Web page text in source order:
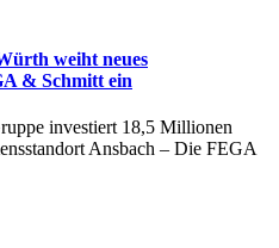
weiht neues
& Schmitt ein
investiert 18,5 Millionen
Ansbach – Die FEGA